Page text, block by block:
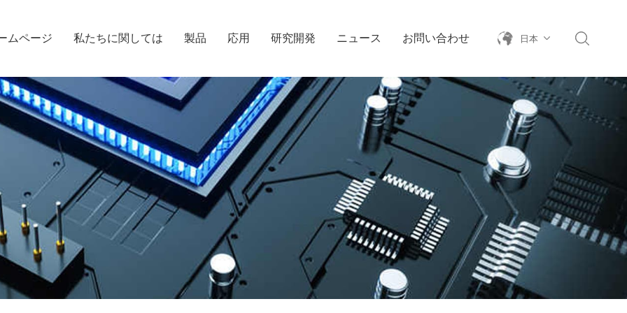
ムページ 私たちに関しては 製品 応用 研究開発 ニュース お問い合わせ 日本